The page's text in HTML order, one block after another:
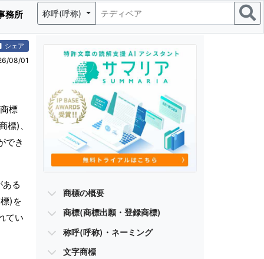
務所 称呼(呼称)
シェア
08/01
標
標)、
でき
る
)を
てい
商標の概要
商標(商標出願・登録商標)
称呼(呼称)・ネーミング
文字商標